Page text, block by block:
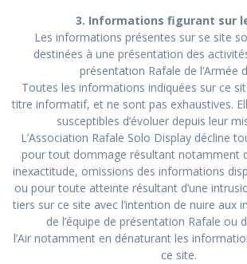
3. Informations figurant sur
Les informations présentes sur se site
destinées à une présentation des
présentation Rafale de l’Armée
Toutes les informations indiquées sur ce
titre informatif, et ne sont pas exhaustives.
susceptibles d’évoluer depuis leur
L’Association Rafale Solo Display décline
pour tout dommage résultant notamment
inexactitude, omissions des informations
ou pour toute atteinte résultant d’une
tiers sur ce site avec l’intention de nuire aux
de l’équipe de présentation Rafale ou
l’Air notamment en dénaturant les
ce site.